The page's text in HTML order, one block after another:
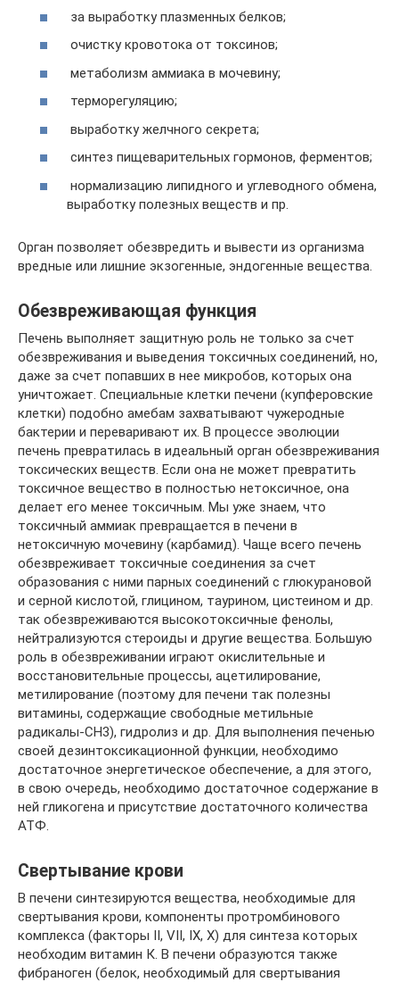
за выработку плазменных белков;
очистку кровотока от токсинов;
метаболизм аммиака в мочевину;
терморегуляцию;
выработку желчного секрета;
синтез пищеварительных гормонов, ферментов;
нормализацию липидного и углеводного обмена,
выработку полезных веществ и пр.
Орган позволяет обезвредить и вывести из организма
вредные или лишние экзогенные, эндогенные вещества.
Обезвреживающая функция
Печень выполняет защитную роль не только за счет
обезвреживания и выведения токсичных соединений, но,
даже за счет попавших в нее микробов, которых она
уничтожает. Специальные клетки печени (купферовские
клетки) подобно амебам захватывают чужеродные
бактерии и переваривают их. В процессе эволюции
печень превратилась в идеальный орган обезвреживания
токсических веществ. Если она не может превратить
токсичное вещество в полностью нетоксичное, она
делает его менее токсичным. Мы уже знаем, что
токсичный аммиак превращается в печени в
нетоксичную мочевину (карбамид). Чаще всего печень
обезвреживает токсичные соединения за счет
образования с ними парных соединений с глюкурановой
и серной кислотой, глицином, таурином, цистеином и др.
так обезвреживаются высокотоксичные фенолы,
нейтрализуются стероиды и другие вещества. Большую
роль в обезвреживании играют окислительные и
восстановительные процессы, ацетилирование,
метилирование (поэтому для печени так полезны
витамины, содержащие свободные метильные
радикалы-СН3), гидролиз и др. Для выполнения печенью
своей дезинтоксикационной функции, необходимо
достаточное энергетическое обеспечение, а для этого,
в свою очередь, необходимо достаточное содержание в
ней гликогена и присутствие достаточного количества
АТФ.
Свертывание крови
В печени синтезируются вещества, необходимые для
свертывания крови, компоненты протромбинового
комплекса (факторы II, VII, IX, X) для синтеза которых
необходим витамин К. В печени образуются также
фибраноген (белок, необходимый для свертывания